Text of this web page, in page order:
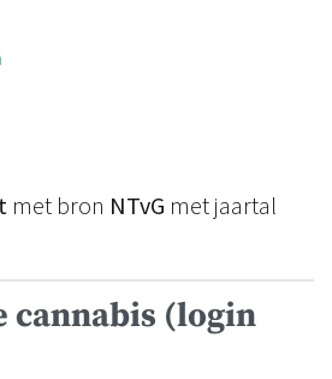
met bron NTvG met jaartal
cannabis (login